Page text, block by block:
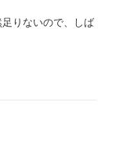
りないので、しば